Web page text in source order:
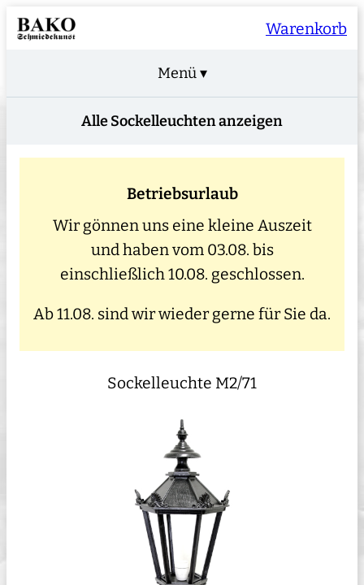
Warenkorb
Menü ▾
Alle Sockelleuchten anzeigen
Betriebsurlaub
Wir gönnen uns eine kleine Auszeit
und haben vom 03.08. bis
einschließlich 10.08. geschlossen.
Ab 11.08. sind wir wieder gerne für Sie da.
Sockelleuchte M2/71